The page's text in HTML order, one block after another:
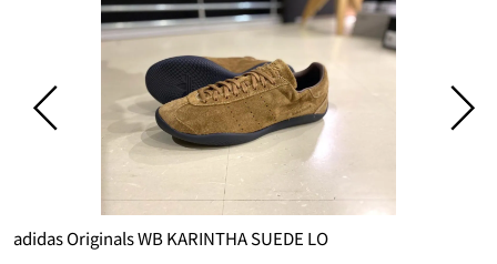
adidas Originals WB KARINTHA SUEDE LO